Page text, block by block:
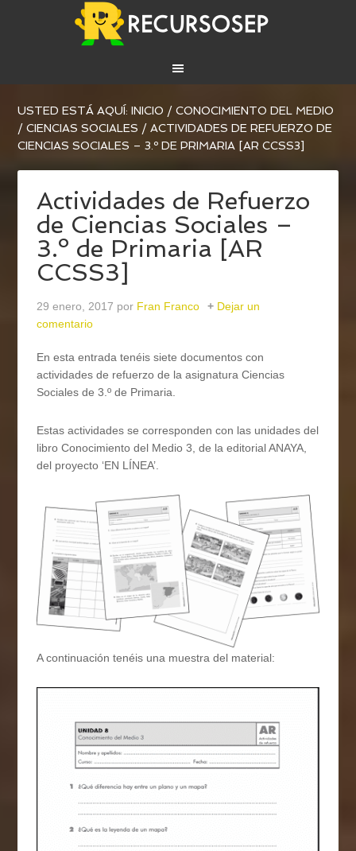
USTED ESTÁ AQUÍ:INICIO / CONOCIMIENTO DEL MEDIO
/ CIENCIAS SOCIALES / ACTIVIDADES DE REFUERZO DE
CIENCIAS SOCIALES – 3.º DE PRIMARIA [AR CCSS3]
Actividades de Refuerzo
de Ciencias Sociales –
3.º de Primaria [AR
CCSS3]
29 enero, 2017 por Fran Franco
Dejar un
comentario
En esta entrada tenéis siete documentos con
actividades de refuerzo de la asignatura Ciencias
Sociales de 3.º de Primaria.
Estas actividades se corresponden con las unidades del
libro Conocimiento del Medio 3, de la editorial ANAYA,
del proyecto ‘EN LÍNEA’.
A continuación tenéis una muestra del material: